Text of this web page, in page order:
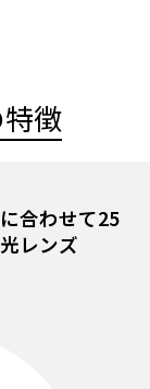
徴
合わせて25
レンズ